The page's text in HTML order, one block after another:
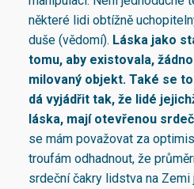
některé lidi obtížně
duše (vědomí). Láska jako
tomu, aby existovala,
milovaný objekt. Také se
dá vyjádřit tak, že lidé
láska, mají otevřenou
se mám považovat za
troufám odhadnout, že
srdeční čakry lidstva na